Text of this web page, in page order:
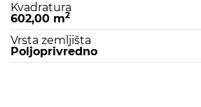
Kvadratura
602,00 m2
Vrsta zemljišta
Poljoprivredno